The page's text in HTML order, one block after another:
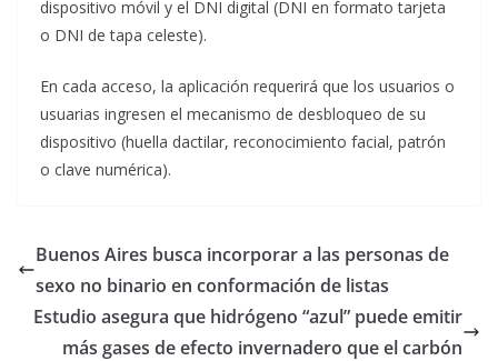
dispositivo móvil y el DNI digital (DNI en formato tarjeta
o DNI de tapa celeste).
En cada acceso, la aplicación requerirá que los usuarios o
usuarias ingresen el mecanismo de desbloqueo de su
dispositivo (huella dactilar, reconocimiento facial, patrón
o clave numérica).
Buenos Aires busca incorporar a las personas de
sexo no binario en conformación de listas
Estudio asegura que hidrógeno “azul” puede emitir
más gases de efecto invernadero que el carbón